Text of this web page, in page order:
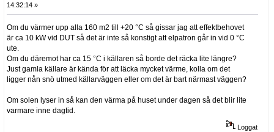
14:32:14 »
Om du värmer upp alla 160 m2 till +20 °C så gissar jag att effektbehovet
är ca 10 kW vid DUT så det är inte så konstigt att elpatron går in vid 0 °C
ute.
Om du däremot har ca 15 °C i källaren så borde det räcka lite längre?
Just gamla källare är kända för att läcka mycket värme, kolla om det
ligger nån snö utmed källarväggen eller om det är bart närmast väggen?
Om solen lyser in så kan den värma på huset under dagen så det blir lite
varmare inne dagtid.
Loggat